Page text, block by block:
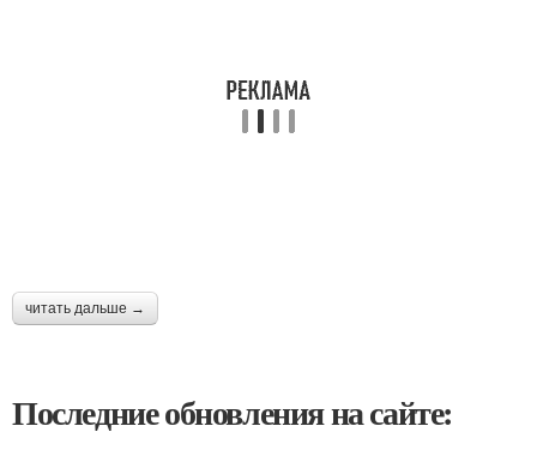
читать дальше →
Последние обновления на сайте: